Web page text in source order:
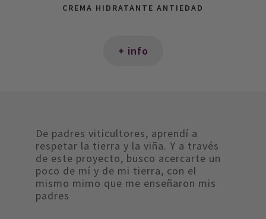
CREMA HIDRATANTE ANTIEDAD
+ info
De padres viticultores, aprendí a
respetar la tierra y la viña. Y a través
de este proyecto, busco acercarte un
poco de mí y de mi tierra, con el
mismo mimo que me enseñaron mis
padres